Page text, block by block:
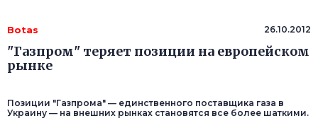
Botas 26.10.2012
"Газпром" теряет позиции на европейском
рынке
Позиции "Газпрома" — единственного поставщика газа в
Украину — на внешних рынках становятся все более шаткими.